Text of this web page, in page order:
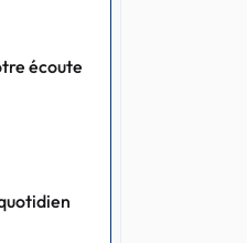
écoute